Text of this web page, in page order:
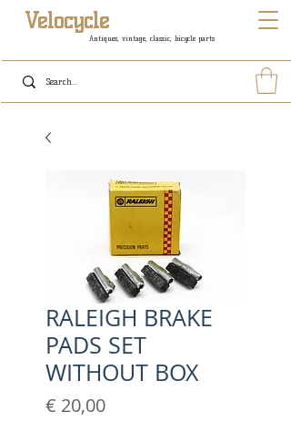
Antiques, vintage, classic, bicycle parts
Velocycle
RALEIGH BRAKE
PADS SET
WITHOUT BOX
€ 20,00Prijs